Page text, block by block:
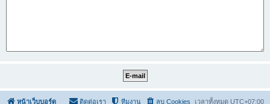
หน้าเว็บบอร์ด เวลาทั้งหมด UTC+07:00
ลบ Cookies
ทีมงาน
ติดต่อเรา